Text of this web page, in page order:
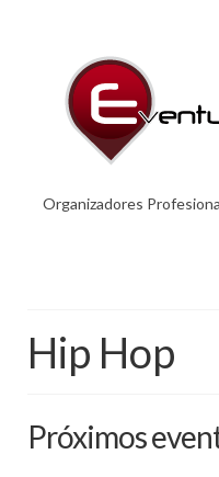
Organizadores
Hip Hop
Próximos